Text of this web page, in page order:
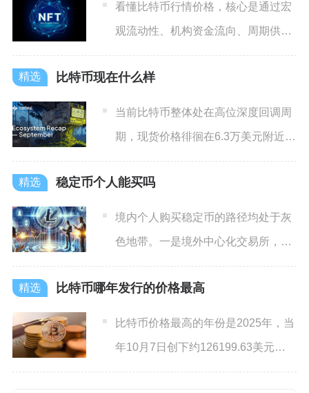
看懂比特币行情价格，核心是通过宏
观流动性、机构资金流向、周期供
需、技术面四大维度短期看资金
比特币现在什么样
当前比特币整体处在高位深度回调周
期，现货价格徘徊在6.3万美元附近，
相较2025年10月1
稳定币个人能买吗
境内个人购买稳定币的路径均处于灰
色地带。一是境外中心化交易所，如
币安、OKX等，虽向全球用
比特币哪年发行的价格最高
比特币价格最高的年份是2025年，当
年10月7日创下约126199.63美元的
历史最高价，